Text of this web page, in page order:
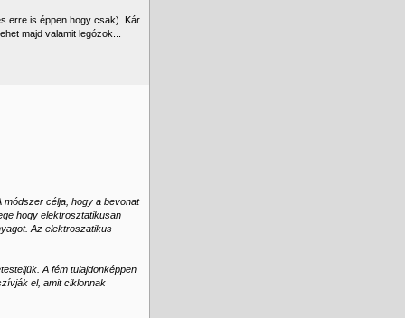
erre is éppen hogy csak). Kár
majd valamit legózok...
célja, hogy a bevonat
hogy elektrosztatikusan
Az elektroszatikus
A fém tulajdonképpen
el, amit ciklonnak